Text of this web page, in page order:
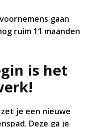
gaan
ruim 11 maanden
is het
je een nieuwe
Deze ga je